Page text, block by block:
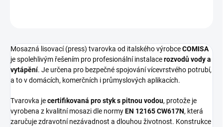
Mosazná lisovací (press) tvarovka od italského výrobceCOMISA
je spolehlivým řešením pro profesionální instalacerozvodů vody a
vytápění. Je určena pro bezpečné spojování vícevrstvého potrubí,
a to v domácích, komerčních i průmyslových aplikacích.
Tvarovka jecertifikovaná pro styk s pitnou vodou, protože je
vyrobena z kvalitní mosazi dle normyEN 12165 CW617N, která
zaručuje zdravotní nezávadnost a dlouhou životnost. Konstrukce